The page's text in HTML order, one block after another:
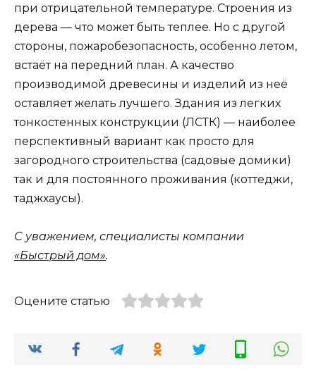
при отрицательной температуре. Строения из
дерева — что может быть теплее. Но с другой
стороны, пожаробезопасность, особенно летом,
встаёт на передний план. А качество
производимой древесины и изделий из неё
оставляет желать лучшего. Здания из легких
тонкостенных конструкции (ЛСТК) — наиболее
перспективный вариант как просто для
загородного строительства (садовые домики)
так и для постоянного проживания (коттеджи,
таджхаусы).
С уважением, специалисты компании
«Быстрый дом».
Оцените статью